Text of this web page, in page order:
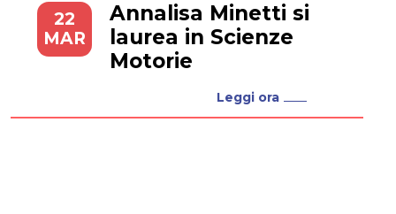
22
MAR
Annalisa Minetti si
laurea in Scienze
Motorie
Leggi ora